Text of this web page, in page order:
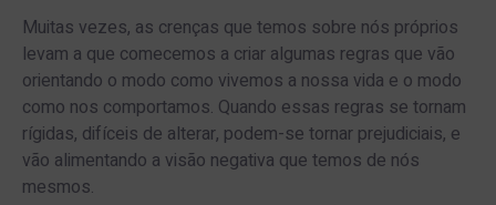
Muitas vezes, as crenças que temos sobre nós próprios
levam a que comecemos a criar algumas regras que vão
orientando o modo como vivemos a nossa vida e o modo
como nos comportamos. Quando essas regras se tornam
rígidas, difíceis de alterar, podem-se tornar prejudiciais, e
vão alimentando a visão negativa que temos de nós
mesmos.